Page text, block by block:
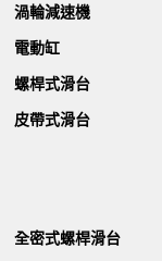
渦輪減速機
電動缸
螺桿式滑台
皮帶式滑台
全密式螺桿滑台